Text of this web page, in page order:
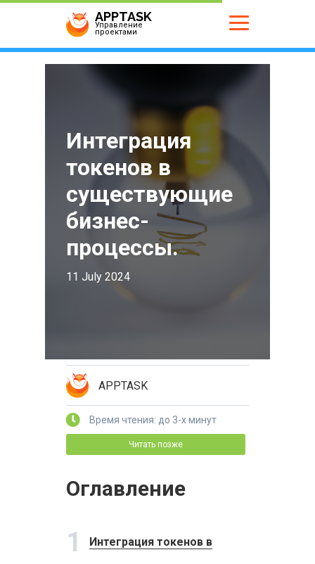
APPTASK
Управление
проектами
Интеграция
токенов в
существующие
бизнес-
процессы.
11 July 2024
APPTASK
Время чтения: до 3-х минут
Читать позже
Оглавление
1 Интеграция токенов в